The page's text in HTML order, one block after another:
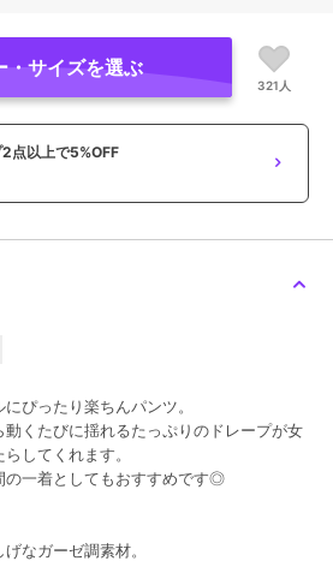
・サイズを選ぶ
321人
点以上で5%OFF
ぴったり楽ちんパンツ。
くたびに揺れるたっぷりのドレープが女
してくれます。
の一着としてもおすすめです◎
なガーゼ調素材。